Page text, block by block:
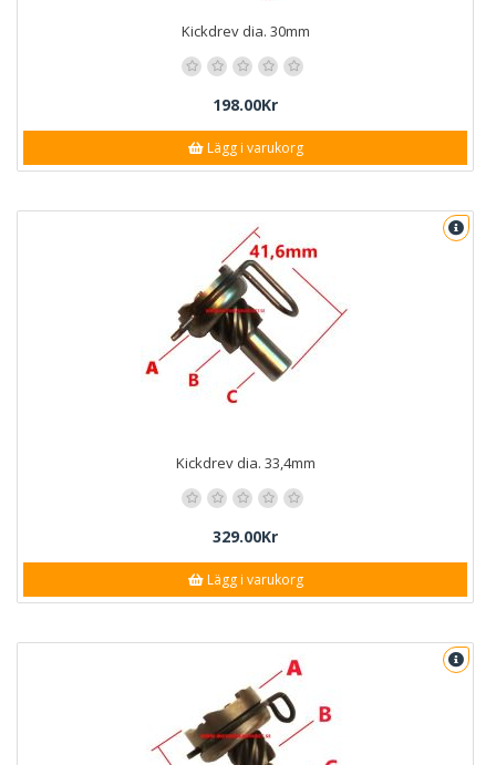
Kickdrev dia. 30mm
198.00Kr
Lägg i varukorg
Kickdrev dia. 33,4mm
329.00Kr
Lägg i varukorg